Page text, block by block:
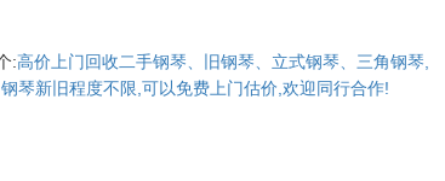
:高价上门回收二手钢琴、旧钢琴、立式钢琴、三角钢琴,
钢琴新旧程度不限,可以免费上门估价,欢迎同行合作!